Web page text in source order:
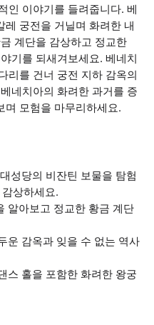
인 이야기를 들려줍니다. 베
궁전을 거닐며 화려한 내
계단을 감상하고 정교한
기를 되새겨보세요. 베네치
리를 건너 궁전 지하 감옥의
네치아의 화려한 과거를 증
며 모험을 마무리하세요.
성당의 비잔틴 보물을 탐험
상하세요.
알아보고 정교한 황금 계단
운 감옥과 잊을 수 없는 역사
스 홀을 포함한 화려한 왕궁